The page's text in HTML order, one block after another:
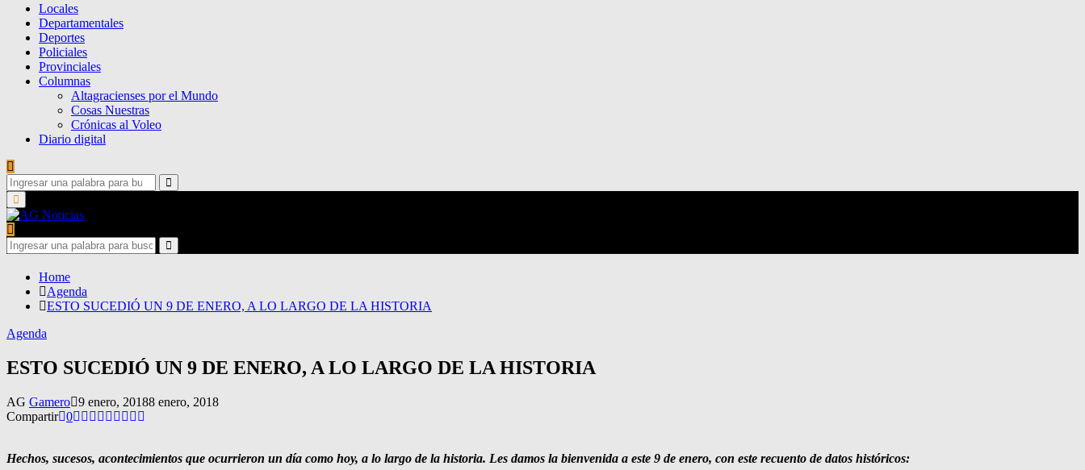
Locales
Departamentales
Deportes
Policiales
Provinciales
Columnas
Altagracienses por el Mundo
Cosas Nuestras
Crónicas al Voleo
Diario digital
Search
for:
Search
Primary
Menu
Search
for:
Search
Home
Agenda
ESTO SUCEDIÓ UN 9 DE ENERO, A LO LARGO DE LA HISTORIA
Agenda
ESTO SUCEDIÓ UN 9 DE ENERO, A LO LARGO DE LA HISTORIA
AG Gamero 9 enero, 20188 enero, 2018
Compartir 0
Hechos, sucesos, acontecimientos que ocurrieron un día como hoy, a lo largo de la historia. Les damos la bienvenida a este 9 de enero, con este recuento de datos históricos: